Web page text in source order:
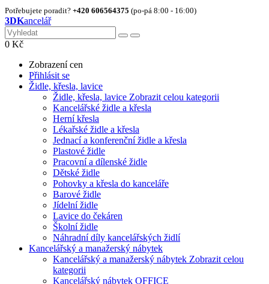
Potřebujete poradit? +420 606564375 (po-pá 8:00 - 16:00)
3DKancelář
0 Kč
Zobrazení cen
Přihlásit se
Židle, křesla, lavice
Židle, křesla, lavice Zobrazit celou kategorii
Kancelářské židle a křesla
Herní křesla
Lékařské židle a křesla
Jednací a konferenční židle a křesla
Plastové židle
Pracovní a dílenské židle
Dětské židle
Pohovky a křesla do kanceláře
Barové židle
Jídelní židle
Lavice do čekáren
Školní židle
Náhradní díly kancelářských židlí
Kancelářský a manažerský nábytek
Kancelářský a manažerský nábytek Zobrazit celou
kategorii
Kancelářský nábytek OFFICE